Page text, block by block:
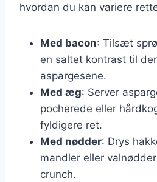
hvordan du kan variere
Med bacon: Tilsæt
en saltet kontrast til
aspargesene.
Med æg: Server
pocherede eller
fyldigere ret.
Med nødder: Drys
mandler eller
crunch.